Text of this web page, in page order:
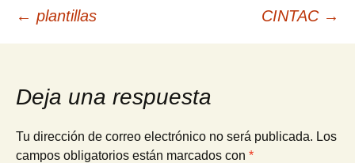
Navegación
de
entradas
← plantillas CINTAC →
Deja una respuesta
Tu dirección de correo electrónico no será publicada. Los
campos obligatorios están marcados con *